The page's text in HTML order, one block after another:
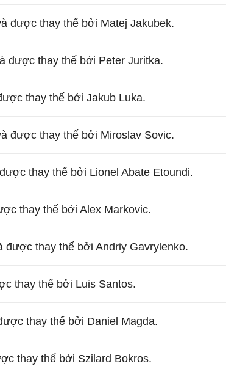
được thay thế bởi Matej Jakubek.
được thay thế bởi Peter Juritka.
thay thế bởi Jakub Luka.
được thay thế bởi Miroslav Sovic.
thay thế bởi Lionel Abate Etoundi.
thay thế bởi Alex Markovic.
được thay thế bởi Andriy Gavrylenko.
thay thế bởi Luis Santos.
thay thế bởi Daniel Magda.
thay thế bởi Szilard Bokros.